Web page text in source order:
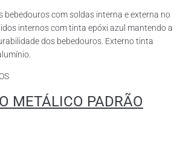
bebedouros com soldas interna e externa no
internos com tinta epóxi azul mantendo a
dos bebedouros. Externo tinta
METÁLICO PADRÃO